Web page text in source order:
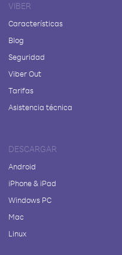
VIBER
Características
Blog
Seguridad
Viber Out
Tarifas
Asistencia técnica
DESCARGAR
Android
iPhone & iPad
Windows PC
Mac
Linux